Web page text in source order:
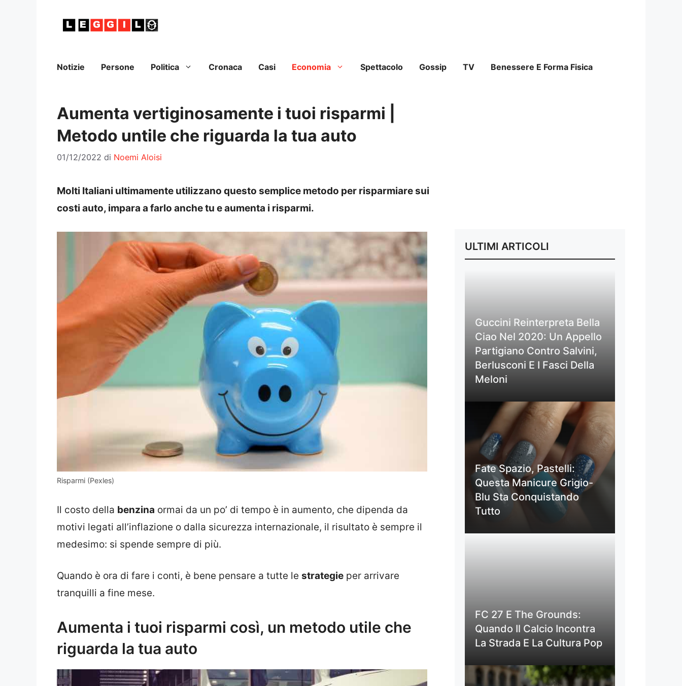
Notizie Persone Politica Cronaca Casi Economia Spettacolo Gossip TV Benessere E Forma Fisica
Aumenta vertiginosamente i tuoi risparmi |
Metodo untile che riguarda la tua auto
01/12/2022 di Noemi Aloisi
Molti Italiani ultimamente utilizzano questo semplice metodo per risparmiare sui
costi auto, impara a farlo anche tu e aumenta i risparmi.
Risparmi (Pexles)
Il costo della benzina ormai da un po’ di tempo è in aumento, che dipenda da
motivi legati all’inflazione o dalla sicurezza internazionale, il risultato è sempre il
medesimo: si spende sempre di più.
Quando è ora di fare i conti, è bene pensare a tutte le strategie per arrivare
tranquilli a fine mese.
Aumenta i tuoi risparmi così, un metodo utile che
riguarda la tua auto
ULTIMI ARTICOLI
Guccini Reinterpreta Bella
Ciao Nel 2020: Un Appello
Partigiano Contro Salvini,
Berlusconi E I Fasci Della
Meloni
Fate Spazio, Pastelli:
Questa Manicure Grigio-
Blu Sta Conquistando
Tutto
FC 27 E The Grounds:
Quando Il Calcio Incontra
La Strada E La Cultura Pop